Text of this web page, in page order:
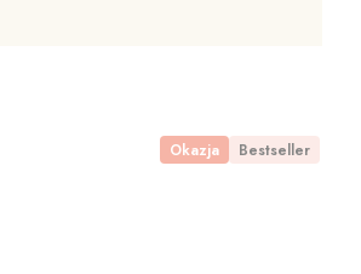
Okazja Bestseller